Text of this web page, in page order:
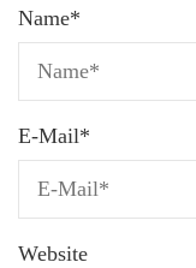
Name*
E-Mail*
Website